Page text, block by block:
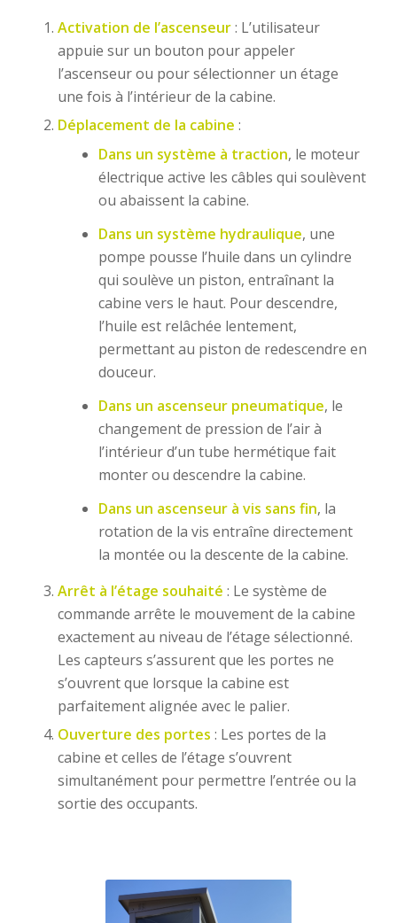
Activation de l’ascenseur: L’utilisateur
appuie sur un bouton pour appeler
l’ascenseur ou pour sélectionner un étage
une fois à l’intérieur de la cabine.
Déplacement de la cabine :
Dans un système à traction, le moteur
électrique active les câbles qui soulèvent
ou abaissent la cabine.
Dans un système hydraulique, une
pompe pousse l’huile dans un cylindre
qui soulève un piston, entraînant la
cabine vers le haut. Pour descendre,
l’huile est relâchée lentement,
permettant au piston de redescendre en
douceur.
Dans un ascenseur pneumatique, le
changement de pression de l’air à
l’intérieur d’un tube hermétique fait
monter ou descendre la cabine.
Dans un ascenseur à vis sans fin, la
rotation de la vis entraîne directement
la montée ou la descente de la cabine.
Arrêt à l’étage souhaité : Le système de
commande arrête le mouvement de la cabine
exactement au niveau de l’étage sélectionné.
Les capteurs s’assurent que les portes ne
s’ouvrent que lorsque la cabine est
parfaitement alignée avec le palier.
Ouverture des portes : Les portes de la
cabine et celles de l’étage s’ouvrent
simultanément pour permettre l’entrée ou la
sortie des occupants.